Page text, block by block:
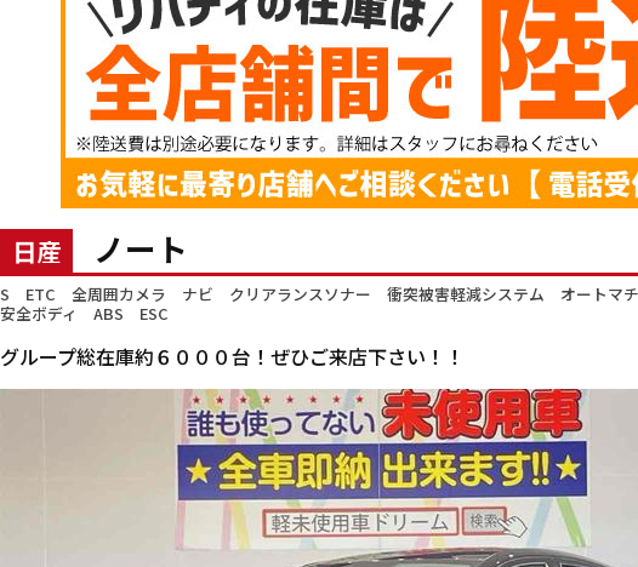
日産 ノート
S ETC 全周囲カメラ ナビ クリアランスソナー 衝突被害軽減システム オートマ
安全ボディ ABS ESC
グループ総在庫約６０００台！ぜひご来店下さい！！